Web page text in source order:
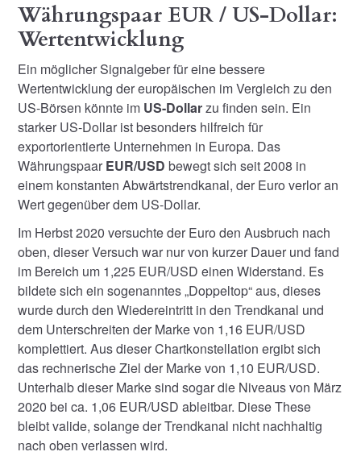
Währungspaar EUR / US-Dollar:
Wertentwicklung
Ein möglicher Signalgeber für eine bessere
Wertentwicklung der europäischen im Vergleich zu den
US-Börsen könnte im US-Dollarzu finden sein. Ein
starker US-Dollar ist besonders hilfreich für
exportorientierte Unternehmen in Europa. Das
Währungspaar EUR/USD bewegt sich seit 2008 in
einem konstanten Abwärtstrendkanal, der Euro verlor an
Wert gegenüber dem US-Dollar.
Im Herbst 2020 versuchte der Euro den Ausbruch nach
oben, dieser Versuch war nur von kurzer Dauer und fand
im Bereich um 1,225 EUR/USD einen Widerstand. Es
bildete sich ein sogenanntes „Doppeltop“ aus, dieses
wurde durch den Wiedereintritt in den Trendkanal und
dem Unterschreiten der Marke von 1,16 EUR/USD
komplettiert. Aus dieser Chartkonstellation ergibt sich
das rechnerische Ziel der Marke von 1,10 EUR/USD.
Unterhalb dieser Marke sind sogar die Niveaus von März
2020 bei ca. 1,06 EUR/USD ableitbar. Diese These
bleibt valide, solange der Trendkanal nicht nachhaltig
nach oben verlassen wird.